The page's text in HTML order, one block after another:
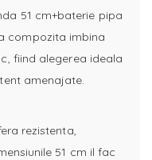
51 cm+baterie pipa
compozita imbina
fiind alegerea ideala
amenajate.
rezistenta,
51 cm il fac